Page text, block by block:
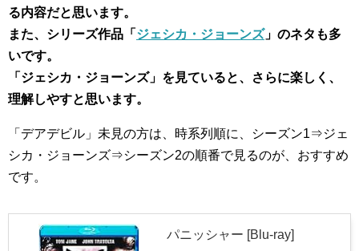
る内容だと思います。
また、シリーズ作品「 ジェシカ・ジョーンズ」のネタも多
いです。
「ジェシカ・ジョーンズ」を見ていると、さらに楽しく、
理解しやすと思います。
「デアデビル」未見の方は、時系列順に、シーズン1⇒ジェ
シカ・ジョーンズ⇒シーズン2の順番で見るのが、おすすめ
です。
パニッシャー [Blu-ray]